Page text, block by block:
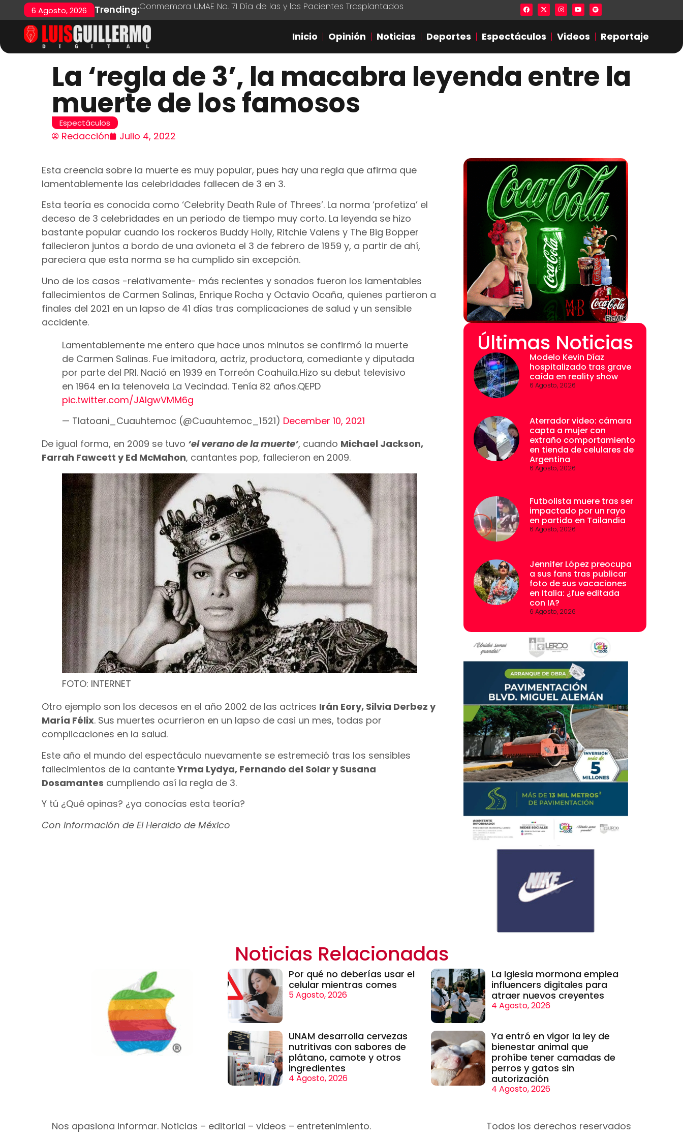
6 Agosto, 2026 Trending:Conmemora UMAE No. 71 Día de las y los Pacientes Trasplantados Lista en excel expone presuntas
Inicio Opinión Noticias Deportes Espectáculos Videos Reportaje
La ‘regla de 3’, la macabra leyenda entre la
muerte de los famosos
Espectáculos
Redacción Julio 4, 2022
Esta creencia sobre la muerte es muy popular, pues hay una regla que afirma que
lamentablemente las celebridades fallecen de 3 en 3.
Esta teoría es conocida como ‘Celebrity Death Rule of Threes’. La norma ‘profetiza’ el
deceso de 3 celebridades en un periodo de tiempo muy corto. La leyenda se hizo
bastante popular cuando los rockeros Buddy Holly, Ritchie Valens y The Big Bopper
fallecieron juntos a bordo de una avioneta el 3 de febrero de 1959 y, a partir de ahí,
pareciera que esta norma se ha cumplido sin excepción.
Uno de los casos -relativamente- más recientes y sonados fueron los lamentables
fallecimientos de Carmen Salinas, Enrique Rocha y Octavio Ocaña, quienes partieron a
finales del 2021 en un lapso de 41 días tras complicaciones de salud y un sensible
accidente.
Lamentablemente me entero que hace unos minutos se confirmó la muerte
de Carmen Salinas. Fue imitadora, actriz, productora, comediante y diputada
por parte del PRI. Nació en 1939 en Torreón Coahuila.Hizo su debut televisivo
en 1964 en la telenovela La Vecindad. Tenía 82 años.QEPD
pic.twitter.com/JAIgwVMM6g
— Tlatoani_Cuauhtemoc (@Cuauhtemoc_1521) December 10, 2021
De igual forma, en 2009 se tuvo ‘el verano de la muerte’, cuando Michael Jackson,
Farrah Fawcett y Ed McMahon, cantantes pop, fallecieron en 2009.
FOTO: INTERNET
Otro ejemplo son los decesos en el año 2002 de las actrices Irán Eory, Silvia Derbez y
María Félix. Sus muertes ocurrieron en un lapso de casi un mes, todas por
complicaciones en la salud.
Este año el mundo del espectáculo nuevamente se estremeció tras los sensibles
fallecimientos de la cantante Yrma Lydya, Fernando del Solar y Susana
Dosamantes cumpliendo así la regla de 3.
Y tú ¿Qué opinas? ¿ya conocías esta teoría?
Con información de El Heraldo de México
Últimas Noticias
Modelo Kevin Díaz
hospitalizado tras grave
caída en reality show
6 Agosto, 2026
Aterrador video: cámara
capta a mujer con
extraño comportamiento
en tienda de celulares de
Argentina
6 Agosto, 2026
Futbolista muere tras ser
impactado por un rayo
en partido en Tailandia
6 Agosto, 2026
Jennifer López preocupa
a sus fans tras publicar
foto de sus vacaciones
en Italia: ¿fue editada
con IA?
6 Agosto, 2026
Noticias Relacionadas
Por qué no deberías usar el
celular mientras comes
5 Agosto, 2026
La Iglesia mormona emplea
influencers digitales para
atraer nuevos creyentes
4 Agosto, 2026
UNAM desarrolla cervezas
nutritivas con sabores de
plátano, camote y otros
ingredientes
4 Agosto, 2026
Ya entró en vigor la ley de
bienestar animal que
prohíbe tener camadas de
perros y gatos sin
autorización
4 Agosto, 2026
Nos apasiona informar. Noticias – editorial – videos – entretenimiento. Todos los derechos reservados